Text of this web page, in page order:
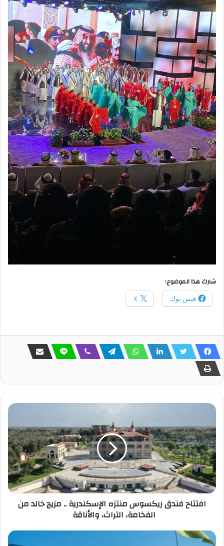
شارك هذا الموضوع:
فيس بوك X
افتتاح فندق ريكسوس منتزه الإسكندرية .. مزيج خالد من
الفخامة، التراث، والأناقة